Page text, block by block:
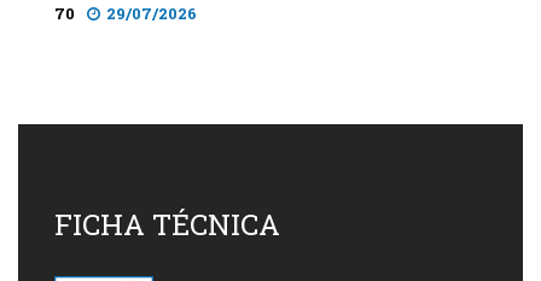
70 29/07/2026
FICHA TÉCNICA